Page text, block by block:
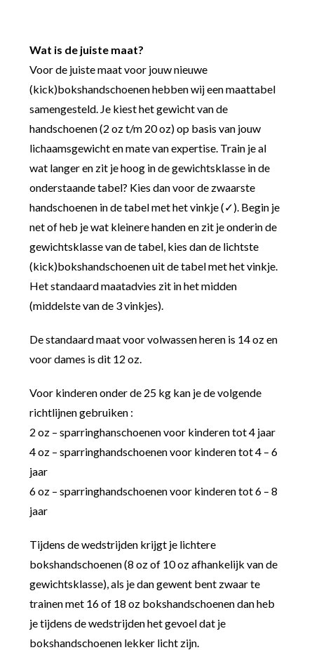
Wat is de juiste maat?
Voor de juiste maat voor jouw nieuwe
(kick)bokshandschoenen hebben wij een maattabel
samengesteld. Je kiest het gewicht van de
handschoenen (2 oz t/m 20 oz) op basis van jouw
lichaamsgewicht en mate van expertise. Train je al
wat langer en zit je hoog in de gewichtsklasse in de
onderstaande tabel? Kies dan voor de zwaarste
handschoenen in de tabel met het vinkje (✓). Begin je
net of heb je wat kleinere handen en zit je onderin de
gewichtsklasse van de tabel, kies dan de lichtste
(kick)bokshandschoenen uit de tabel met het vinkje.
Het standaard maatadvies zit in het midden
(middelste van de 3 vinkjes).
De standaard maat voor volwassen heren is 14 oz en
voor dames is dit 12 oz.
Voor kinderen onder de 25 kg kan je de volgende
richtlijnen gebruiken :
2 oz – sparringhanschoenen voor kinderen tot 4 jaar
4 oz – sparringhandschoenen voor kinderen tot 4 – 6
jaar
6 oz – sparringhandschoenen voor kinderen tot 6 – 8
jaar
Tijdens de wedstrijden krijgt je lichtere
bokshandschoenen (8 oz of 10 oz afhankelijk van de
gewichtsklasse), als je dan gewent bent zwaar te
trainen met 16 of 18 oz bokshandschoenen dan heb
je tijdens de wedstrijden het gevoel dat je
bokshandschoenen lekker licht zijn.